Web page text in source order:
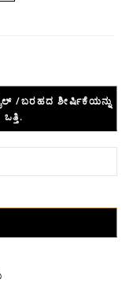
/ಬರಹದ ಶೀರ್ಷಿಕೆಯನ್ನು